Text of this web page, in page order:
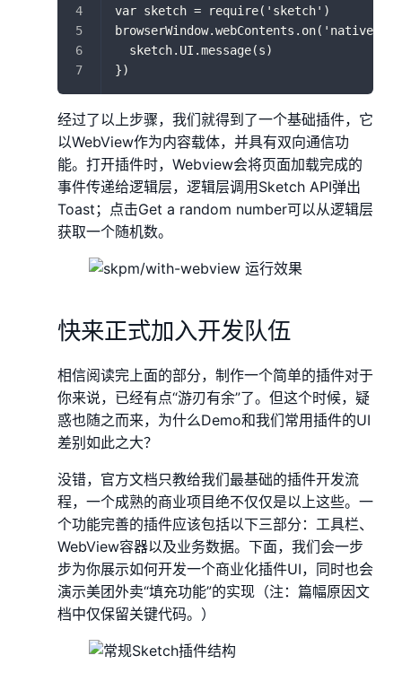
var sketch = require('sketch')
  sketch.UI.message(s)
})
经过了以上步骤，我们就得到了一个基础插件，它
以WebView作为内容载体，并具有双向通信功
能。打开插件时，Webview会将页面加载完成的
事件传递给逻辑层，逻辑层调用Sketch API弹出
Toast；点击Get a random number可以从逻辑层
获取一个随机数。
快来正式加入开发队伍
相信阅读完上面的部分，制作一个简单的插件对于
你来说，已经有点“游刃有余”了。但这个时候，疑
惑也随之而来，为什么Demo和我们常用插件的UI
差别如此之大？
没错，官方文档只教给我们最基础的插件开发流
程，一个成熟的商业项目绝不仅仅是以上这些。一
个功能完善的插件应该包括以下三部分：工具栏、
WebView容器以及业务数据。下面，我们会一步
步为你展示如何开发一个商业化插件UI，同时也会
演示美团外卖“填充功能”的实现（注：篇幅原因文
档中仅保留关键代码。）